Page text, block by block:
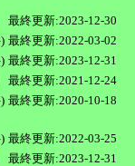
最終更新:2023-12-30
最終更新:2022-03-02
最終更新:2023-12-31
最終更新:2021-12-24
最終更新:2020-10-18
最終更新:2022-03-25
最終更新:2023-12-31